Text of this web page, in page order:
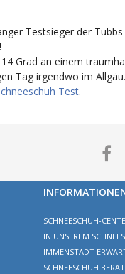
Testsieger der Tubbs
Grad an einem
Tag irgendwo im Allgäu.
Test.
SCHNEESCHUH-
IN UNSEREM
IMMENSTADT
SCHNEESCHUH